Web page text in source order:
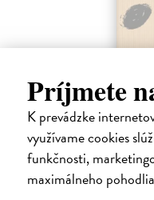
Príjmete
K prevádzke
využívame cookies
funkčnosti,
maximálneho
Pomalost
Kundera Milan| Kniha
Pomalost, chronologicky
napsaných francouzsky,
Kareninové. Vydávání